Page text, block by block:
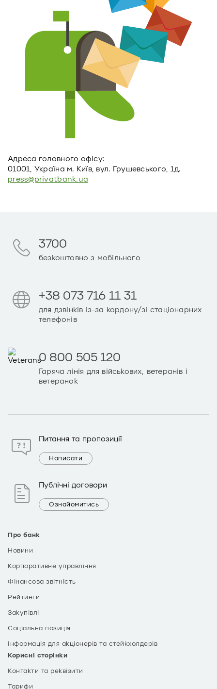
Адреса головного офiсу:
01001, Україна м. Київ, вул. Грушевського, 1д.
press@privatbank.ua
Про банк
Новини
Корпоративне управління
Фінансова звітність
Рейтинги
Закупівлі
Соціальна позиція
Інформація для акціонерів та стейкхолдерів
Корисні сторінки
Контакти та реквізити
Тарифи
3700
безкоштовно з мобільного
+38 073 716 11 31
для дзвінків із-за кордону/зі стаціонарних
телефонів
0 800 505 120
Гаряча лінія для військових, ветеранів і
ветеранок
Питання та пропозиції
Написати
Публічні договори
Ознайомитись